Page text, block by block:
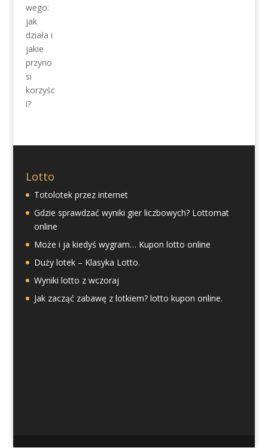
Lotto
Totolotek przez internet
Gdzie sprawdzać wyniki gier liczbowych? Lottomat
online
Może i ja kiedyś wygram… Kupon lotto online
Duży lotek – Klasyka Lotto.
Wyniki lotto z wczoraj
Jak zacząć zabawę z lotkiem? lotto kupon online.